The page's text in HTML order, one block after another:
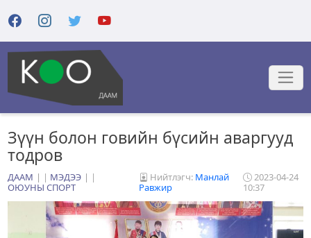
Зүүн болон говийн бүсийн аваргууд
тодров
ДААМ | МЭДЭЭ
|
ОЮУНЫ СПОРТ
Нийтлэгч: Манлай
Равжир
2023-04-24
10:37